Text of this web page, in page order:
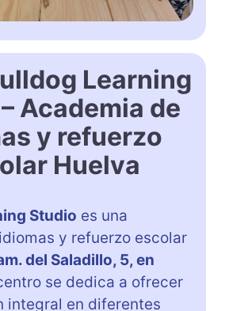
Learning
Academia de
y refuerzo
Huelva
Studio es una
y refuerzo escolar
del Saladillo, 5, en
se dedica a ofrecer
integral en diferentes